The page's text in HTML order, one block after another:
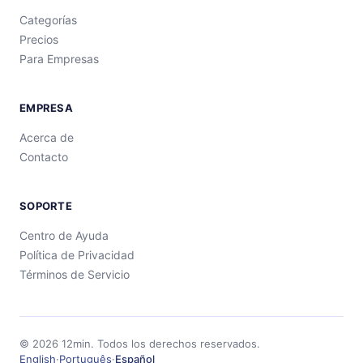
Categorías
Precios
Para Empresas
EMPRESA
Acerca de
Contacto
SOPORTE
Centro de Ayuda
Política de Privacidad
Términos de Servicio
© 2026 12min. Todos los derechos reservados.
English·Português·Español